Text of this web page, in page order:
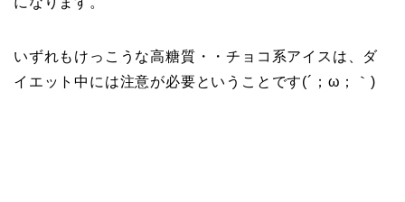
いずれもけっこうな高糖質・・チョコ系アイスは、ダ
イエット中には注意が必要ということです(´；ω；｀)